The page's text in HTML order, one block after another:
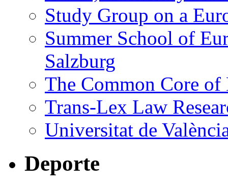
Study Group on a
Summer School of
Salzburg
The Common Core
Trans-Lex Law
Universitat de
Deporte